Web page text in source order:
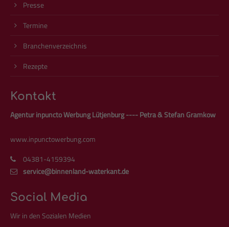
Presse
Termine
Branchenverzeichnis
Rezepte
Kontakt
Agentur inpuncto Werbung Lütjenburg ---- Petra & Stefan Gramkow
www.inpunctowerbung.com
04381-4159394
service@binnenland-waterkant.de
Social Media
Wir in den Sozialen Medien